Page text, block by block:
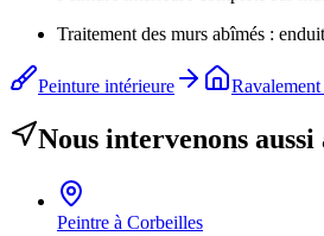
Traitement des murs abîmés :
Peinture intérieure
Nous intervenons
Peintre à Corbeilles